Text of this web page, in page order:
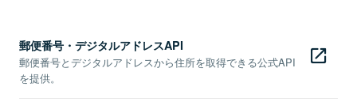
郵便番号・デジタルアドレスAPI
郵便番号とデジタルアドレスから住所を取得できる公式API
を提供。